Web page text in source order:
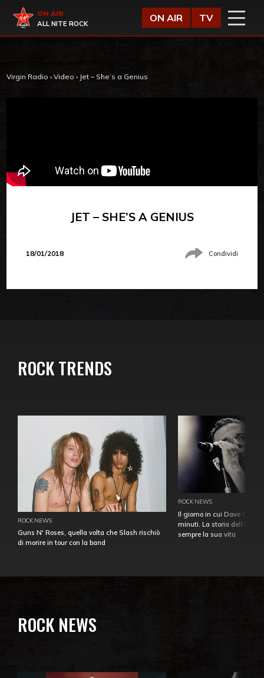
Virgin Radio
ON AIR
ALL NITE ROCK
ON AIR TV
Virgin Radio › Video › Jet – She’s a Genius
JET – SHE’S A GENIUS
18/01/2018 Condividi
ROCK TRENDS
ROCK NEWS
Guns N' Roses, quella volta che Slash rischiò
di morire in tour con la band
ROCK NEWS
Il giorno in cui Dave
minuti. La storia
sempre la sua vita
ROCK NEWS